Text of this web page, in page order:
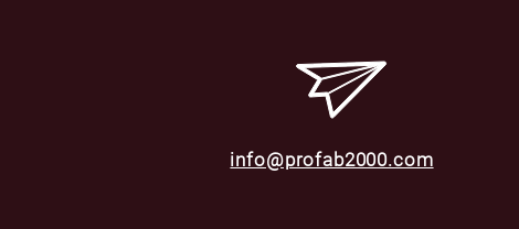
info@profab2000.com